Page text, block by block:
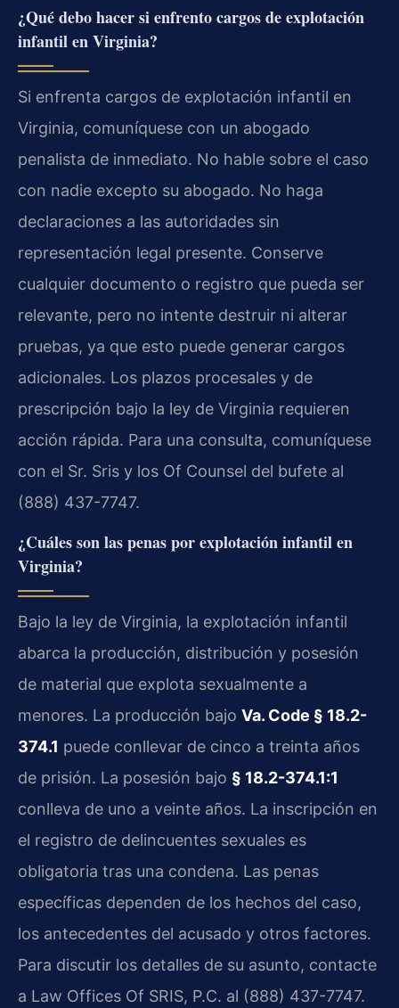
¿Qué debo hacer si enfrento cargos de explotación
infantil en Virginia?
Si enfrenta cargos de explotación infantil en
Virginia, comuníquese con un abogado
penalista de inmediato. No hable sobre el caso
con nadie excepto su abogado. No haga
declaraciones a las autoridades sin
representación legal presente. Conserve
cualquier documento o registro que pueda ser
relevante, pero no intente destruir ni alterar
pruebas, ya que esto puede generar cargos
adicionales. Los plazos procesales y de
prescripción bajo la ley de Virginia requieren
acción rápida. Para una consulta, comuníquese
con el Sr. Sris y los Of Counsel del bufete al
(888) 437-7747.
¿Cuáles son las penas por explotación infantil en
Virginia?
Bajo la ley de Virginia, la explotación infantil
abarca la producción, distribución y posesión
de material que explota sexualmente a
menores. La producción bajo Va. Code § 18.2-
374.1 puede conllevar de cinco a treinta años
de prisión. La posesión bajo § 18.2-374.1:1
conlleva de uno a veinte años. La inscripción en
el registro de delincuentes sexuales es
obligatoria tras una condena. Las penas
específicas dependen de los hechos del caso,
los antecedentes del acusado y otros factores.
Para discutir los detalles de su asunto, contacte
a Law Offices Of SRIS, P.C. al (888) 437-7747.